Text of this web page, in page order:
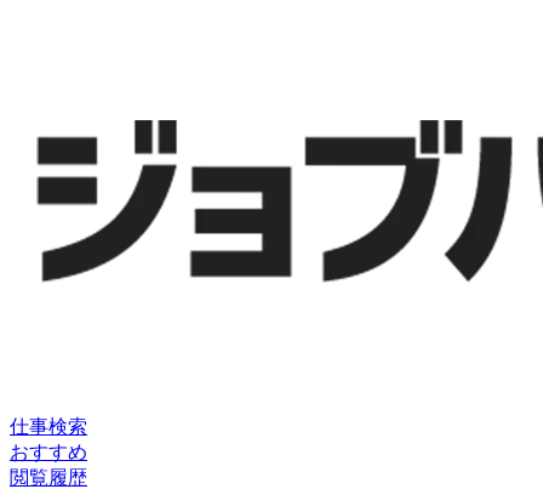
仕事検索
おすすめ
閲覧履歴